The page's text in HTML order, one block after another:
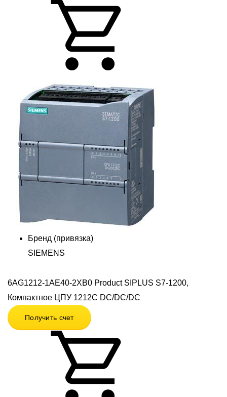
Бренд (привязка)
SIEMENS
6AG1212-1AE40-2XB0 Product SIPLUS S7-1200,
Компактное ЦПУ 1212C DC/DC/DC
Получить счет